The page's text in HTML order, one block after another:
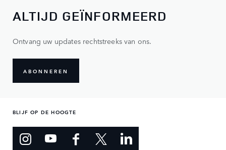
ALTIJD GEÏNFORMEERD
Ontvang uw updates rechtstreeks van ons.
ABONNEREN
BLIJF OP DE HOOGTE